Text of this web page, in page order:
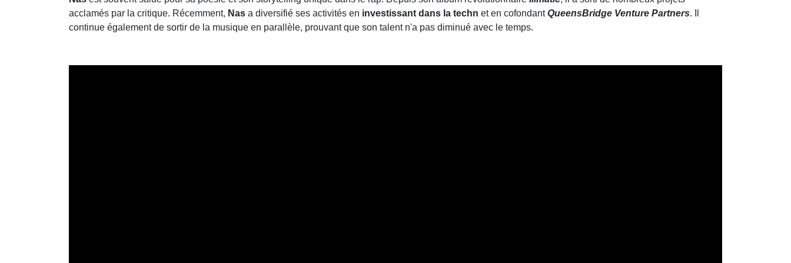
acclamés par la critique. Récemment, Nas a diversifié ses activités en investissant dans la techn et en cofondantQueensBridge Venture Partners. Il
continue également de sortir de la musique en parallèle, prouvant que son talent n'a pas diminué avec le temps.